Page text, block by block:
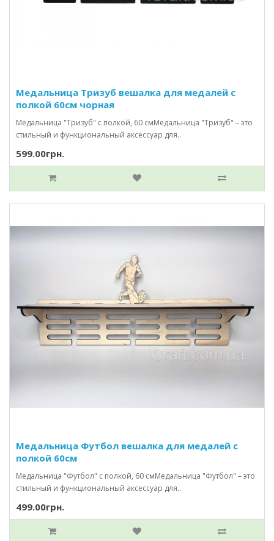
Медальница Тризуб вешалка для медалей с
полкой 60см чорная
Медальница "Тризуб" с полкой, 60 смМедальница "Тризуб" – это
стильный и функциональный аксессуар для..
599.00грн.
Медальница Футбол вешалка для медалей с
полкой 60см
Медальница "Футбол" с полкой, 60 смМедальница "Футбол" – это
стильный и функциональный аксессуар для..
499.00грн.